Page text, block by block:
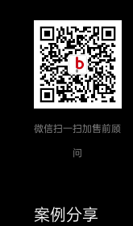
微信扫一扫加售前顾
问
案例分享